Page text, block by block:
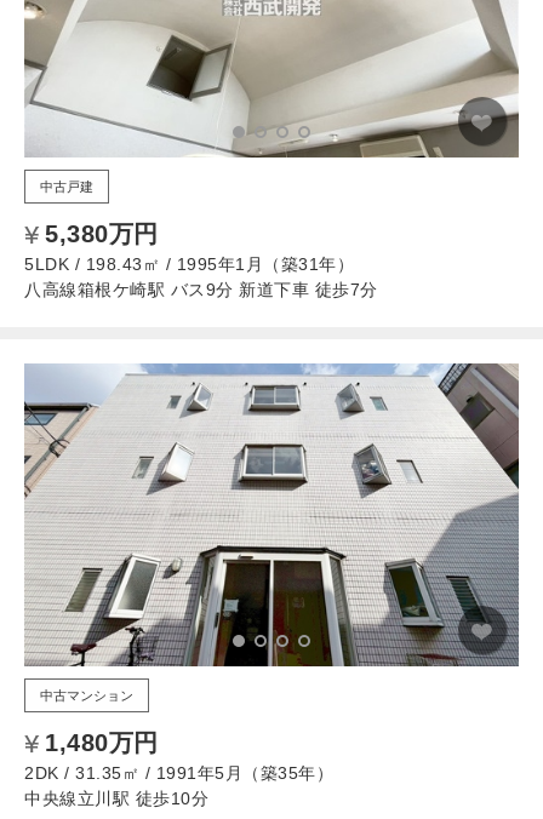
中古戸建
5,380万円
5LDK / 198.43㎡ / 1995年1月（築31年）
八高線箱根ケ崎駅 バス9分 新道下車 徒歩7分
中古マンション
1,480万円
2DK / 31.35㎡ / 1991年5月（築35年）
中央線立川駅 徒歩10分